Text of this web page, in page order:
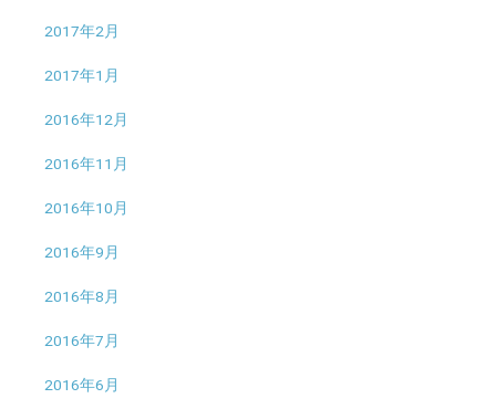
2017年2月
2017年1月
2016年12月
2016年11月
2016年10月
2016年9月
2016年8月
2016年7月
2016年6月